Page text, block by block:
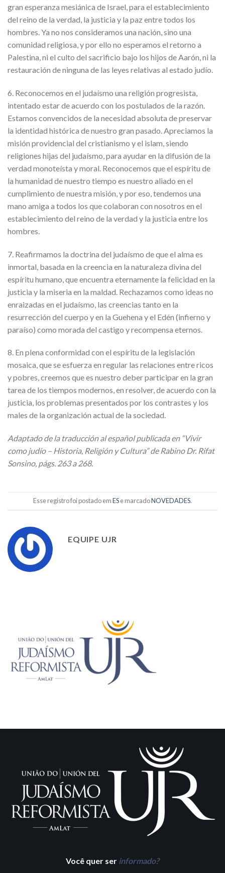
gran esperanza mesiánica de Israel, para el establecimiento
del reino de la verdad, la justicia y la paz entre todos los
hombres. Ya no nos consideramos una nación, sino una
comunidad religiosa, y por ello no esperamos el retorno a
Palestina, ni el culto del sacrificio bajo los hijos de Aarón, ni la
restauración de ninguna de las leyes relativas al estado judío.
6. Reconocemos en el judaísmo una religión progresista,
intentado estar de acuerdo con los postulados de la razón.
Estamos convencidos de la necesidad absoluta de preservar
la identidad histórica de nuestro gran pasado. Apreciamos la
misión providencial del cristianismo y el islam, siendo
religiones hijas del judaísmo, para ayudar en la difusión de la
verdad monoteísta y moral. Reconocemos que el espíritu de
la humanidad de nuestro tiempo es nuestro aliado en el
cumplimiento de nuestra misión, y por eso, tendemos una
mano amiga a todos los que colaboran con nosotros en el
establecimiento del reino de la verdad y la justicia entre los
hombres.
7. Reafirmamos la doctrina del judaísmo de que el alma es
inmortal, basada en la creencia en la naturaleza divina del
espíritu humano, que encuentra eternamente la felicidad en la
justicia y la miseria en la maldad. Rechazamos como ideas no
enraizadas en el judaísmo, las creencias tanto en la
resurrección del cuerpo y en la Guehena y el Edén (infierno y
paraíso) como morada del castigo y recompensa eternos.
8. En plena conformidad con el espíritu de la legislación
mosaica, que se esfuerza en regular las relaciones entre ricos
y pobres, creemos que es nuestro deber participar en la gran
tarea de los tiempos modernos, en resolver, de acuerdo con la
justicia, los problemas presentados por los contrastes y los
males de la organización actual de la sociedad.
Adaptado de la traducción al español publicada en “Vivir
como judío – Historia, Religión y Cultura” de Rabino Dr. Rifat
Sonsino, págs. 263 a 268.
Esse registro foi postado emESe marcadoNOVEDADES.
EQUIPE UJR
Você quer ser informado?